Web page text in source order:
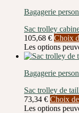
Bagagerie
Sac trolley
105,68 € Choix
Les options
Bagagerie
Sac trolley de
73,34 € Choix
Les options